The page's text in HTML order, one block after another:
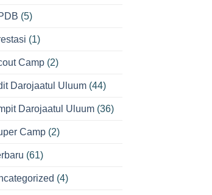
(5)
(1)
Camp(2)
Darojaatul Uluum(44)
Darojaatul Uluum(36)
Camp(2)
(61)
(4)